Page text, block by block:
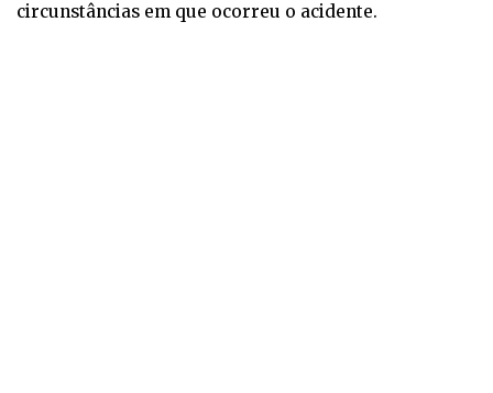
circunstâncias em que ocorreu o acidente.